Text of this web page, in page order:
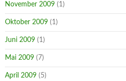
November 2009 (1)
Oktober 2009 (1)
Juni 2009 (1)
Mai 2009 (7)
April 2009 (5)